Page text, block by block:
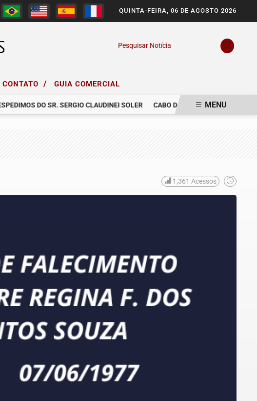
QUINTA-FEIRA, 06 DE AGOSTO 2026
Pesquisar Notícia
CONTATO / GUIA COMERCIAL
DO SR. SERGIO CLAUDINEI SOLER CABO DA POLÍCIA MILITAR MORRE
MENU
1,361 Acessos